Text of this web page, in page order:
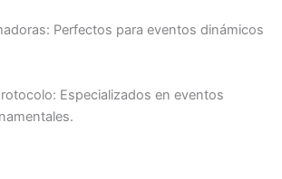
Perfectos para eventos dinámicos
Especializados en eventos